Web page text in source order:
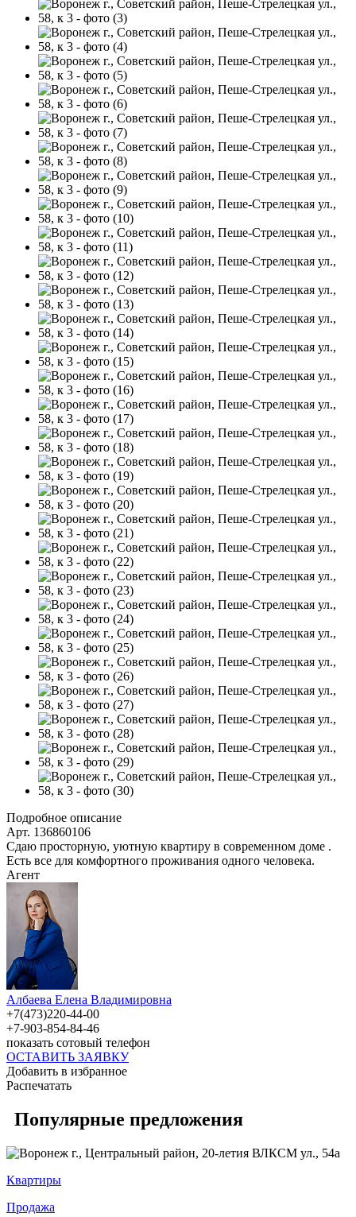
Подробное описание
Арт. 136860106
Сдаю просторную, уютную квартиру в современном доме .
Есть все для комфортного проживания одного человека.
Агент
Албаева Елена Владимировна
+7(473)220-44-00
+7-903-854-84-46
показать сотовый телефон
ОСТАВИТЬ ЗАЯВКУ
Добавить в избранное
Распечатать
Популярные предложения
Квартиры
Продажа